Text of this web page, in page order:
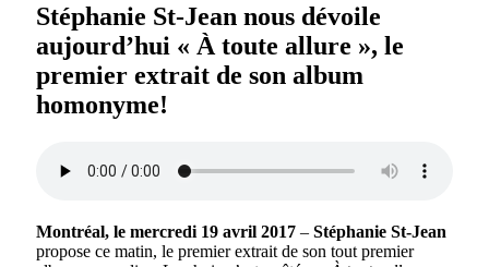
Stéphanie St-Jean nous dévoile
aujourd’hui « À toute allure », le
premier extrait de son album
homonyme!
Montréal, le mercredi 19 avril 2017 – Stéphanie St-Jean
propose ce matin, le premier extrait de son tout premier